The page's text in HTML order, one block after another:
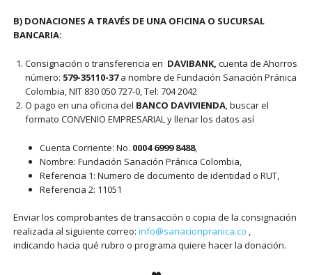
B) DONACIONES A TRAVÉS DE UNA OFICINA O SUCURSAL
BANCARIA:
Consignación o transferencia en DAVIBANK, cuenta de Ahorros
número: 579-35110-37a nombre de Fundación Sanación Pránica
Colombia, NIT 830 050 727-0, Tel: 704 2042
O pago en una oficina del BANCO DAVIVIENDA, buscar el
formato CONVENIO EMPRESARIAL y llenar los datos así
Cuenta Corriente: No. 0004 6999 8488,
Nombre: Fundación Sanación Pránica Colombia,
Referencia 1: Numero de documento de identidad o RUT,
Referencia 2: 11051
Enviar los comprobantes de transacción o copia de la consignación
realizada al siguiente correo: info@sanacionpranica.co ,
indicando hacia qué rubro o programa quiere hacer la donación.